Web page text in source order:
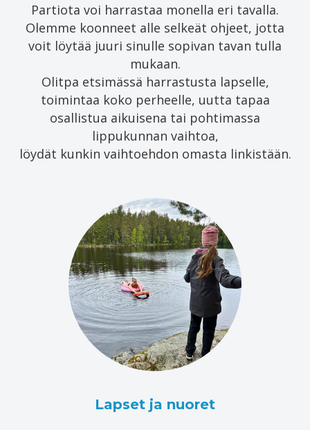
Partiota voi harrastaa monella eri tavalla.
Olemme koonneet alle selkeät ohjeet, jotta
voit löytää juuri sinulle sopivan tavan tulla
mukaan.
Olitpa etsimässä harrastusta lapselle,
toimintaa koko perheelle, uutta tapaa
osallistua aikuisena tai pohtimassa
lippukunnan vaihtoa,
löydät kunkin vaihtoehdon omasta linkistään.
Lapset ja nuoret